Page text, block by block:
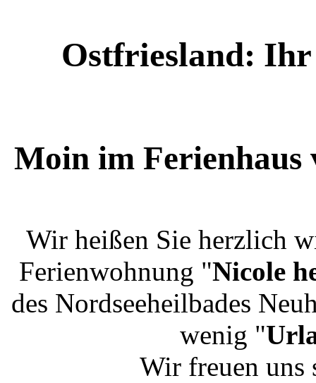
Ostfriesland: Ihr
Moin im
Wir heißen Sie herzlich
Ferienwohnung "Nicole
des Nordseeheilbades
wenig "
Wir freuen uns